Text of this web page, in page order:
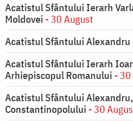
Acatistul Sfântului Ierarh
Moldovei - 30 August
Acatistul Sfântului Alexandru
Acatistul Sfântului Ierarh
Arhiepiscopul Romanului -
Acatistul Sfântului
Constantinopolului - 30